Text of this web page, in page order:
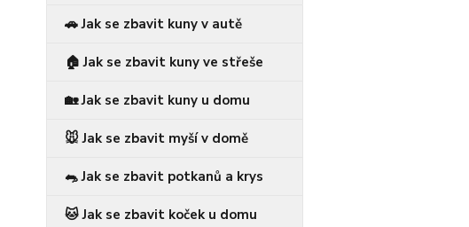
🚗 Jak se zbavit kuny v autě
🏠 Jak se zbavit kuny ve střeše
🏡 Jak se zbavit kuny u domu
🐭 Jak se zbavit myší v domě
🐀 Jak se zbavit potkanů a krys
🐱 Jak se zbavit koček u domu